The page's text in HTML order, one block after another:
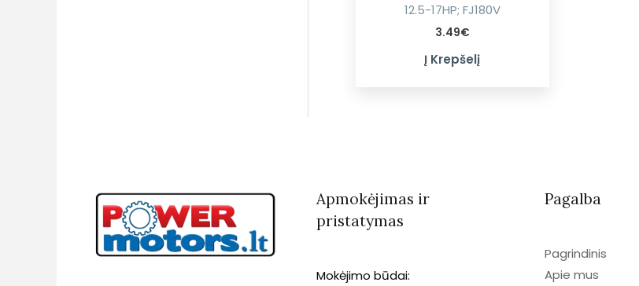
12.5-17HP; FJ180V
3.49€
Į Krepšelį
Apmokėjimas ir
pristatymas
Mokėjimo būdai:
Pagalba
Pagrindinis
Apie mus